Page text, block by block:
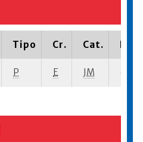
Tipo Cr. Cat.
P E JM 4 su-